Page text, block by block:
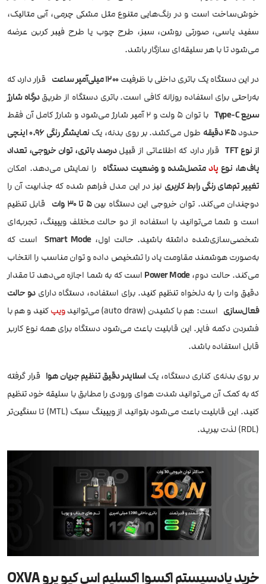
خوش‌ساخت است و در رنگ‌هایی متنوع مثل مشکی چرمی، آبی متالیک،
سفید یاسی، صورتی روشن، سبز، طرح چوب یا طرح فیبر کربن عرضه
می‌شود تا با هر سلیقه‌ای سازگار باشد.
در این دستگاه یک باتری داخلی با ظرفیت1200 میلی‌آمپر ساعت
قرار دارد که
به‌راحتی برای استفاده روزانه کافی است. باتری دستگاه از طریقدرگاه شارژ
سریع Type-C
با توان ۵ ولت و ۲ آمپر شارژ می‌شود و شارژ کامل آن فقط
حدود۴۵ دقیقه طول می‌کشد. بر روی بدنه، یک
نمایشگر رنگی 0.96 اینچی
از نوع TFT
قرار دارد که اطلاعاتی از قبیلدرصد باتری، توان خروجی، تعداد
پاف‌ها، نوع پادمتصل‌شده و وضعیت دستگاه را نمایش می‌دهد. امکان
تغییر تم‌های رنگی رابط کاربری نیز در این مدل فراهم شده که جذابیت آن را
دوچندان می‌کند. توان خروجی این دستگاه بین۵ تا ۳۰ وات
قابل تنظیم
است و شما می‌توانید با استفاده از دو حالت مختلف ویپینگ، تجربه‌ای
شخصی‌سازی‌شده داشته باشید. حالت اول،Smart Modeاست که
به‌صورت هوشمند مقاومت پاد را تشخیص داده و توان مناسب را انتخاب
می‌کند. حالت دوم،Power Mode است که به شما اجازه می‌دهد تا مقدار
دقیق وات را به دلخواه تنظیم کنید. برای استفاده، دستگاه دارایدو حالت
فعال‌سازی است: هم با کشیدن (auto draw) می‌توانید ویپکنید و هم با
فشردن دکمه فایر. این قابلیت باعث می‌شود دستگاه برای همه نوع کاربر
قابل استفاده باشد.
بر روی بدنه‌ی کناری دستگاه، یک اسلایدر دقیق تنظیم جریان هوا قرار گرفته
که به کمک آن می‌توانید شدت هوای ورودی را مطابق با سلیقه خود تنظیم
کنید. این قابلیت باعث می‌شود بتوانید از ویپینگ سبک (MTL) تا سنگین‌تر
(RDL) لذت ببرید.
خرید پادسیستم اکسوا اکسلیم اس کیو پرو OXVA